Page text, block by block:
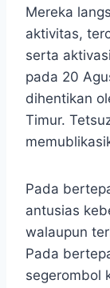
Mereka
aktivitas,
serta
pada 20
dihentikan
Timur.
Pada
antusias
walaupun
Pada
segerombol